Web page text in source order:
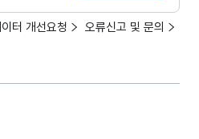
터 개선요청 오류신고 및 문의